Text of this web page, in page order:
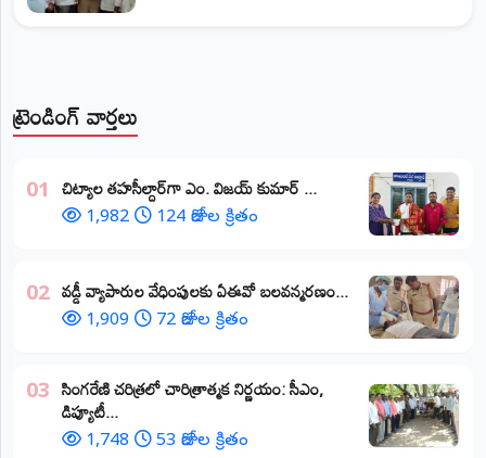
ట్రెండింగ్ వార్తలు
01 ​చిట్యాల తహసీల్దార్‌గా ఎం. విజయ్ కుమార్ ...
1,982 124 రోజుల క్రితం
02 వడ్డీ వ్యాపారుల వేధింపులకు ఏఈవో బలవన్మరణం...
1,909 72 రోజుల క్రితం
03 ​సింగరేణి చరిత్రలో చారిత్రాత్మక నిర్ణయం: సీఎం,
డిప్యూటీ...
1,748 53 రోజుల క్రితం